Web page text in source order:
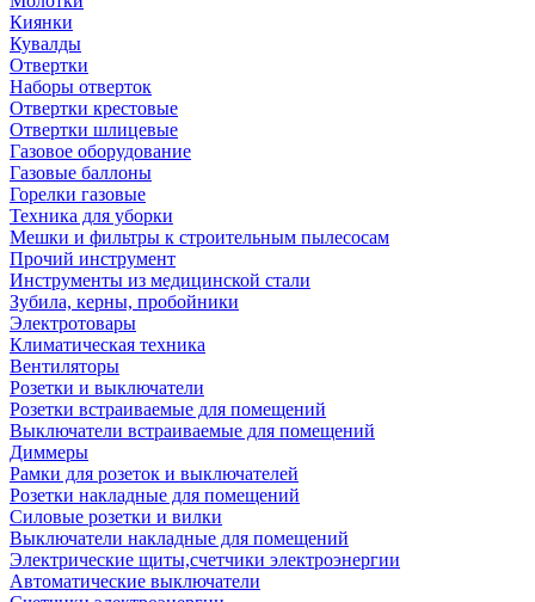
Киянки
Кувалды
Отвертки
Наборы отверток
Отвертки крестовые
Отвертки шлицевые
Газовое оборудование
Газовые баллоны
Горелки газовые
Техника для уборки
Мешки и фильтры к строительным пылесосам
Прочий инструмент
Инструменты из медицинской стали
Зубила, керны, пробойники
Электротовары
Климатическая техника
Вентиляторы
Розетки и выключатели
Розетки встраиваемые для помещений
Выключатели встраиваемые для помещений
Диммеры
Рамки для розеток и выключателей
Розетки накладные для помещений
Силовые розетки и вилки
Выключатели накладные для помещений
Электрические щиты,счетчики электроэнергии
Автоматические выключатели